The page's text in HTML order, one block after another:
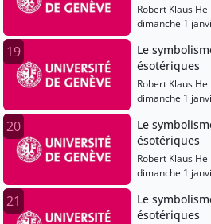
Robert Klaus
dimanche 1
19
Le
ésotériques
Robert Klaus
dimanche 1
20
Le
ésotériques
Robert Klaus
dimanche 1
21
Le
ésotériques